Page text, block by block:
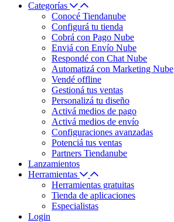
Categorías
Conocé Tiendanube
Configurá tu tienda
Cobrá con Pago Nube
Enviá con Envío Nube
Respondé con Chat Nube
Automatizá con Marketing Nube
Vendé offline
Gestioná tus ventas
Personalizá tu diseño
Activá medios de pago
Activá medios de envío
Configuraciones avanzadas
Potenciá tus ventas
Partners Tiendanube
Lanzamientos
Herramientas
Herramientas gratuitas
Tienda de aplicaciones
Especialistas
Login